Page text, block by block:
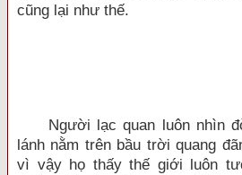
cũng lại như thế.
Người lạc quan luôn nhìn
lánh nằm trên bầu trời quang
vì vậy họ thấy thế giới luôn